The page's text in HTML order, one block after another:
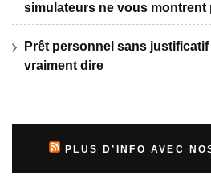
simulateurs ne vous montrent
Prêt personnel sans
vraiment dire
PLUS D’INFO AVEC